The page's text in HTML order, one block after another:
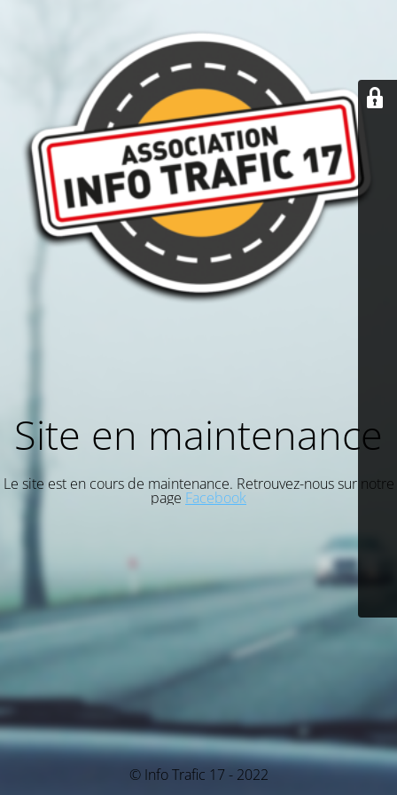
Site en maintenance
Le site est en cours de maintenance. Retrouvez-nous sur notre
page Facebook
© Info Trafic 17 - 2022